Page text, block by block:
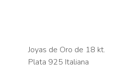
Joyas de Oro de 18 kt.
Plata 925 Italiana